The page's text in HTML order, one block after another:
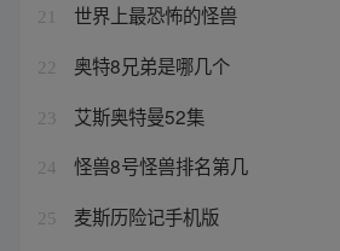
21 世界上最恐怖的怪兽
22 奥特8兄弟是哪几个
23 艾斯奥特曼52集
24 怪兽8号怪兽排名第几
25 麦斯历险记手机版